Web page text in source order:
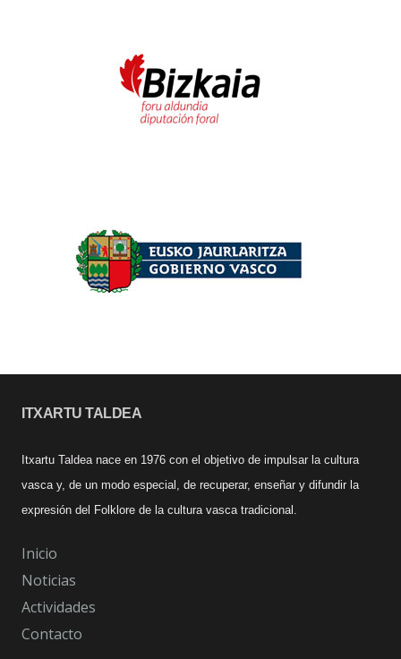
ITXARTU TALDEA
Itxartu Taldea nace en 1976 con el objetivo de impulsar la cultura
vasca y, de un modo especial, de recuperar, enseñar y difundir la
expresión del Folklore de la cultura vasca tradicional.
Inicio
Noticias
Actividades
Contacto